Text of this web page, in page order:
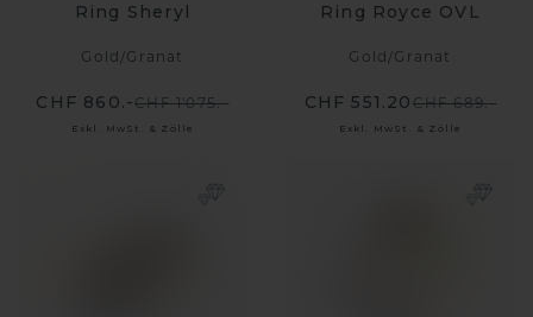
Ring Sheryl
Gold /Granat
CHF 860.-CHF 1'075.-
Exkl. MwSt. & Zölle
Ring Royce OVL
Gold /Granat
CHF 551.20 CHF 689.-
Exkl. MwSt. & Zölle